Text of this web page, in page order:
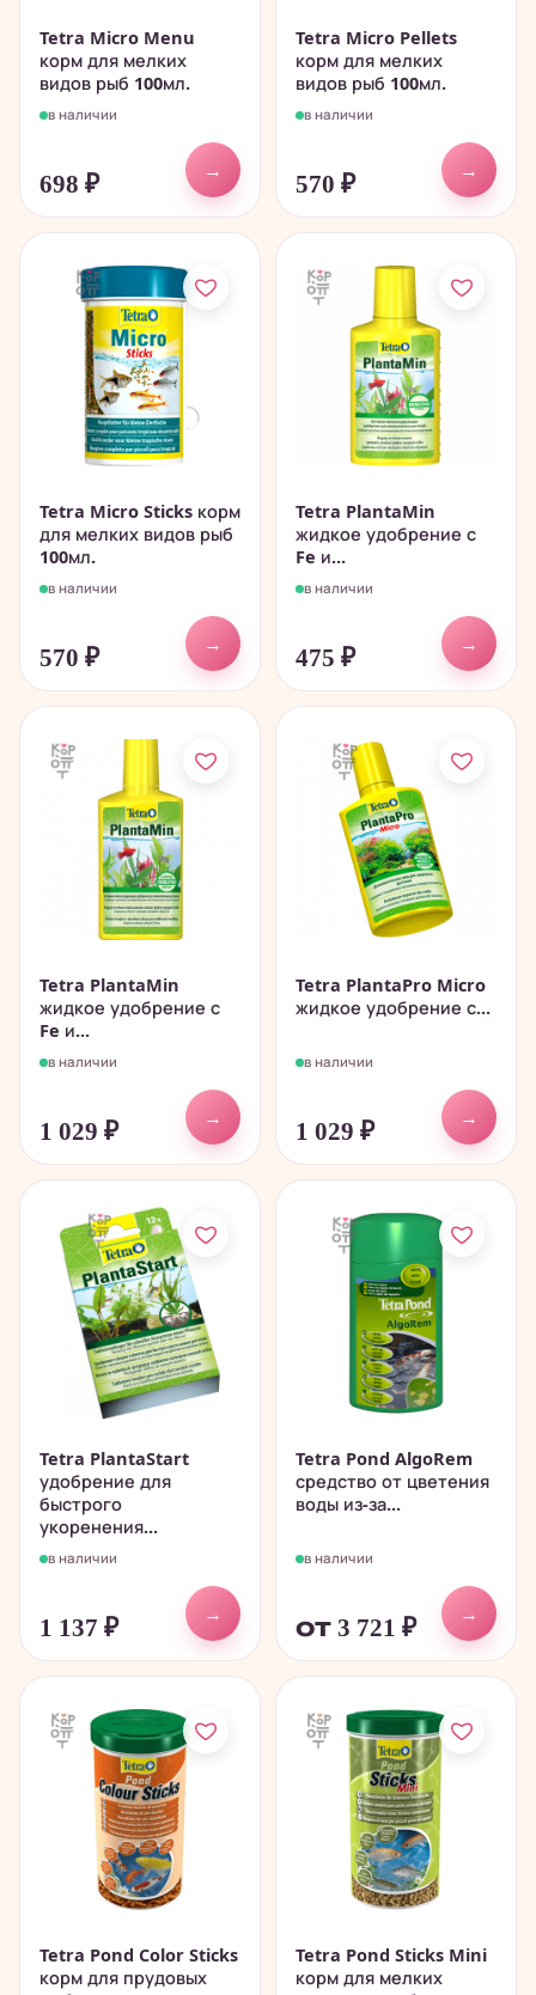
Tetra Micro Menu
корм для мелких
видов рыб 100мл.
в наличии
698 ₽
→
Tetra Micro Pellets
корм для мелких
видов рыб 100мл.
в наличии
570 ₽
→
Tetra Micro Sticks корм
для мелких видов рыб
100мл.
в наличии
570 ₽
→
Tetra PlantaMin
жидкое удобрение с
Fe и...
в наличии
475 ₽
→
Tetra PlantaMin
жидкое удобрение с
Fe и...
в наличии
1 029 ₽
→
Tetra PlantaPro Micro
жидкое удобрение с...
в наличии
1 029 ₽
→
Tetra PlantaStart
удобрение для
быстрого
укоренения...
в наличии
1 137 ₽
→
Tetra Pond AlgoRem
средство от цветения
воды из-за...
в наличии
от 3 721 ₽
→
Tetra Pond Color Sticks
корм для прудовых
Tetra Pond Sticks Mini
корм для мелких